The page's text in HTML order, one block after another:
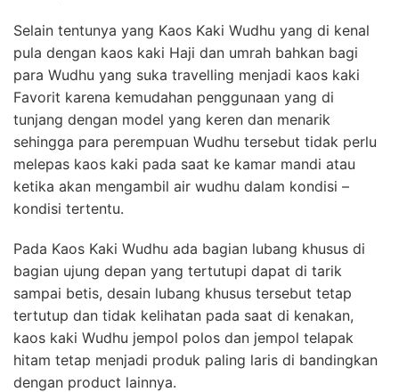
Selain tentunya yang Kaos Kaki Wudhu yang di kenal
pula dengan kaos kaki Haji dan umrah bahkan bagi
para Wudhu yang suka travelling menjadi kaos kaki
Favorit karena kemudahan penggunaan yang di
tunjang dengan model yang keren dan menarik
sehingga para perempuan Wudhu tersebut tidak perlu
melepas kaos kaki pada saat ke kamar mandi atau
ketika akan mengambil air wudhu dalam kondisi –
kondisi tertentu.
Pada Kaos Kaki Wudhu ada bagian lubang khusus di
bagian ujung depan yang tertutupi dapat di tarik
sampai betis, desain lubang khusus tersebut tetap
tertutup dan tidak kelihatan pada saat di kenakan,
kaos kaki Wudhu jempol polos dan jempol telapak
hitam tetap menjadi produk paling laris di bandingkan
dengan product lainnya.